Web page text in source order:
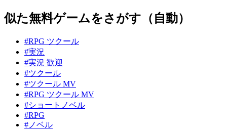
似た無料ゲームをさがす（自動）
#RPG ツクール
#実況
#実況 歓迎
#ツクール
#ツクール MV
#RPG ツクール MV
#ショートノベル
#RPG
#ノベル